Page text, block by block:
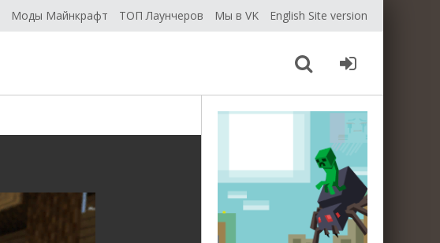
Моды Майнкрафт ТОП Лаунчеров Мы в VK English Site version